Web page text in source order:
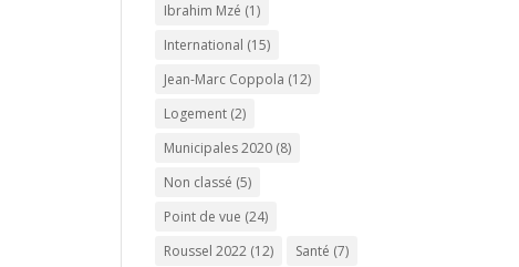
Ibrahim Mzé (1)
International (15)
Jean-Marc Coppola (12)
Logement (2)
Municipales 2020 (8)
Non classé (5)
Point de vue (24)
Roussel 2022 (12) Santé (7)